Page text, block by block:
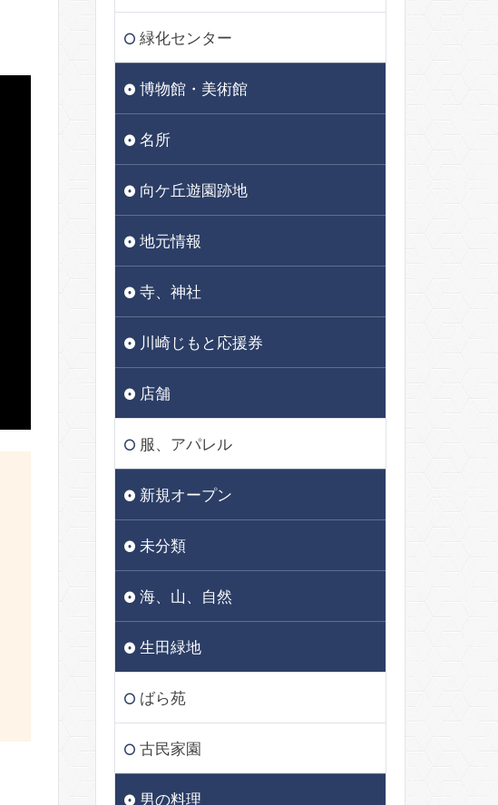
緑化センター
博物館・美術館
名所
向ケ丘遊園跡地
地元情報
寺、神社
川崎じもと応援券
店舗
服、アパレル
新規オープン
未分類
海、山、自然
生田緑地
ばら苑
古民家園
男の料理